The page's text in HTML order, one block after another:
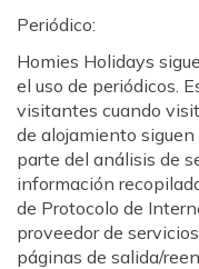
Periódico:
Homies Holidays
el uso de periódicos.
visitantes cuando
de alojamiento
parte del análisis de
información
de Protocolo de
proveedor de
páginas de salida/